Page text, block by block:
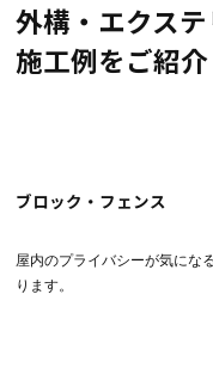
外構・エクス
施工例をご紹介
ブロック・フェンス
屋内のプライバシーが気にな
ります。